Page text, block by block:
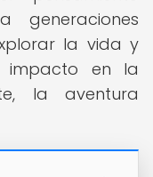
generaciones
la vida y
impacto en la
la aventura